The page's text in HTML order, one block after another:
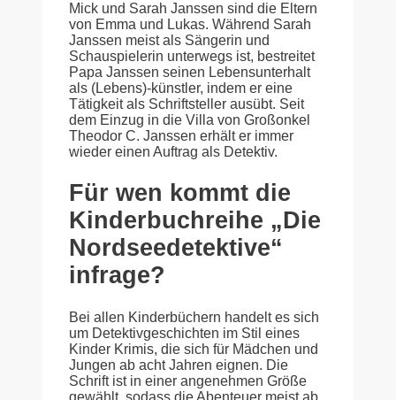
Mick und Sarah Janssen sind die Eltern
von Emma und Lukas. Während Sarah
Janssen meist als Sängerin und
Schauspielerin unterwegs ist, bestreitet
Papa Janssen seinen Lebensunterhalt
als (Lebens)-künstler, indem er eine
Tätigkeit als Schriftsteller ausübt. Seit
dem Einzug in die Villa von Großonkel
Theodor C. Janssen erhält er immer
wieder einen Auftrag als Detektiv.
Für wen kommt die
Kinderbuchreihe „Die
Nordseedetektive“
infrage?
Bei allen Kinderbüchern handelt es sich
um Detektivgeschichten im Stil eines
Kinder Krimis, die sich für Mädchen und
Jungen ab acht Jahren eignen. Die
Schrift ist in einer angenehmen Größe
gewählt, sodass die Abenteuer meist ab